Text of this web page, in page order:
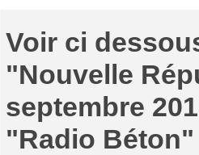
Voir ci
"Nouvelle
septembre
"Radio